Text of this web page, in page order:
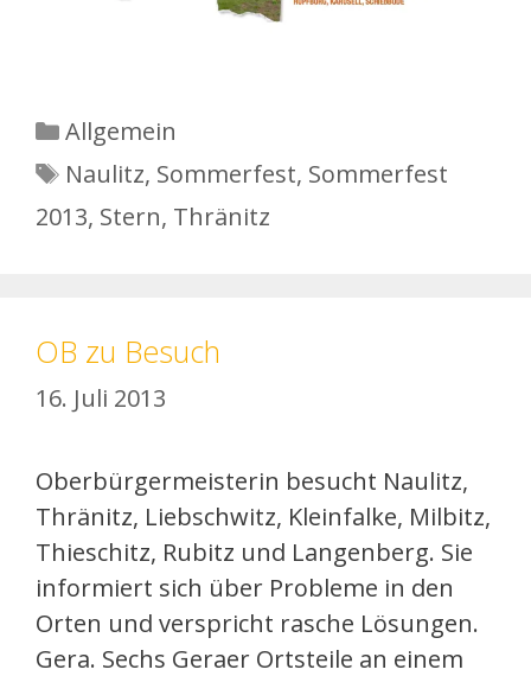
Kategorien
Allgemein
Schlagwörter
Naulitz, Sommerfest, Sommerfest
2013, Stern, Thränitz
OB zu Besuch
16. Juli 2013
Oberbürgermeisterin besucht Naulitz,
Thränitz, Liebschwitz, Kleinfalke, Milbitz,
Thieschitz, Rubitz und Langenberg. Sie
informiert sich über Probleme in den
Orten und verspricht rasche Lösungen.
Gera. Sechs Geraer Ortsteile an einem